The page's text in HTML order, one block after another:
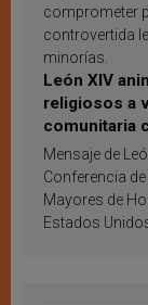
comprometer
controvertida
minorías.
León XIV
religiosos a
comunitaria
inspiración y
Mensaje de
Conferencia
Mayores de
Estados